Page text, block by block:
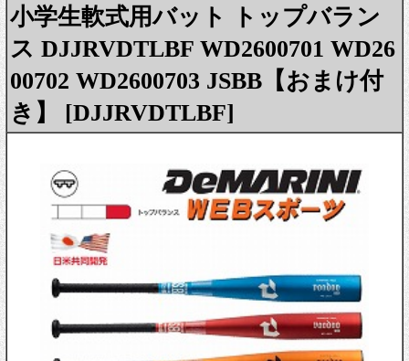
小学生軟式用バット トップバラン
ス DJJRVDTLBF WD2600701 WD26
00702 WD2600703 JSBB【おまけ付
き】 [DJJRVDTLBF]